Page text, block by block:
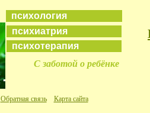
психология
психиатрия
психотерапия
С заботой о ребёнке
Обратная связь Карта сайта